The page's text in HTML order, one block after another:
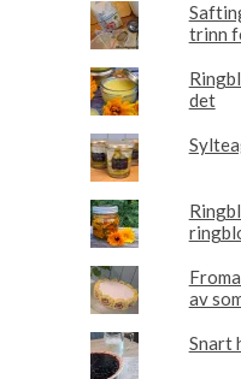
trinn
det
av
Snart